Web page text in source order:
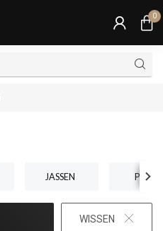
0
JASSEN PULL
WISSEN